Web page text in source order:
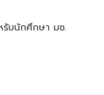
รับนักศึกษา มช.